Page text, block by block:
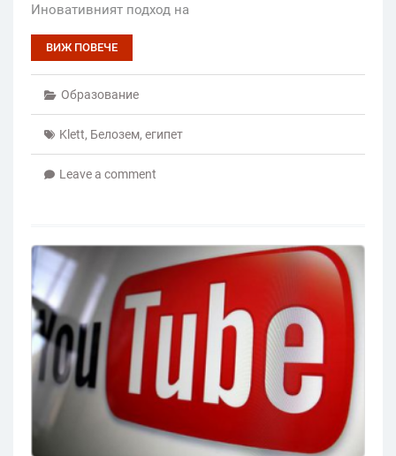
Иновативният подход на
ВИЖ ПОВЕЧЕ
Образование
Klett, Белозем, египет
Leave a comment